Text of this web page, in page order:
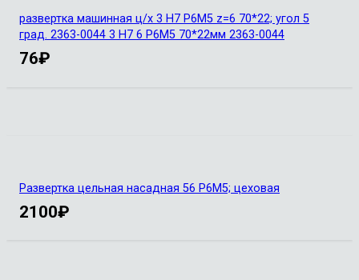
развертка машинная ц/х 3 Н7 Р6М5 z=6 70*22; угол 5
град. 2363-0044 3 Н7 6 Р6М5 70*22мм 2363-0044
76₽
Развертка цельная насадная 56 Р6М5; цеховая
2100₽